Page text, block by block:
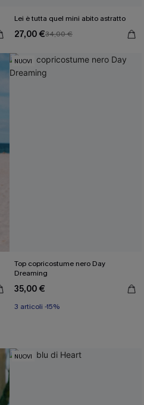
Lei è tutta quel mini abito astratto
27,00 €34,00 €
NUOVI
Top copricostume nero Day
Dreaming
35,00 €
3 articoli -15%
NUOVI